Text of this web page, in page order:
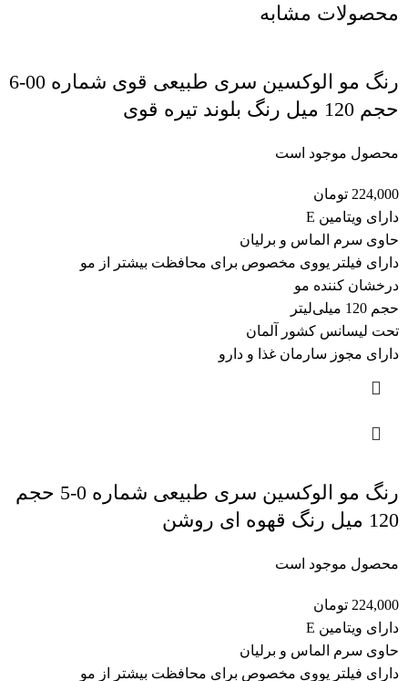
محصولات مشابه
رنگ مو الوکسین سری طبیعی قوی شماره 00-6
حجم 120 میل رنگ بلوند تیره قوی
محصول موجود است
224,000 تومان
دارای ویتامین E
حاوی سرم الماس و برلیان
دارای فیلتر یووی مخصوص برای محافظت بیشتر از مو
درخشان کننده مو
حجم 120 میلی‌لیتر
تحت لیسانس کشور آلمان
دارای مجوز سارمان غذا و دارو
رنگ مو الوکسین سری طبیعی شماره 0-5 حجم
120 میل رنگ قهوه ای روشن
محصول موجود است
224,000 تومان
دارای ویتامین E
حاوی سرم الماس و برلیان
دارای فیلتر یووی مخصوص برای محافظت بیشتر از مو